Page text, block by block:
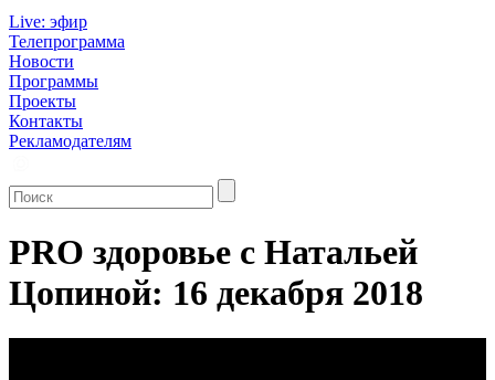
Live: эфир
Телепрограмма
Новости
Программы
Проекты
Контакты
Рекламодателям
PRO здоровье с Натальей
Цопиной: 16 декабря 2018